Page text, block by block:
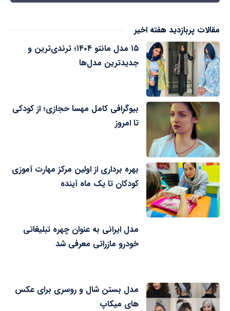
مقالات پربازدید هفته اخیر
۱۵ مدل مانتو ۱۴۰۴؛ ترندی‌ترین و
جدیدترین مدل‌ها
بیوگرافی کامل مهسا حجازی؛ از کودکی
تا امروز
بهره برداری از اولین مرکز مهارت آموزی
کودکان تا یک ماه آینده
مدل ایرانی به عنوان چهره تبلیغاتی
خودرو مازراتی معرفی شد
مدل بستن شال و روسری برای عکس
های میکاپ